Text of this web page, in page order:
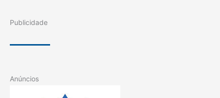
Publicidade
Anúncios